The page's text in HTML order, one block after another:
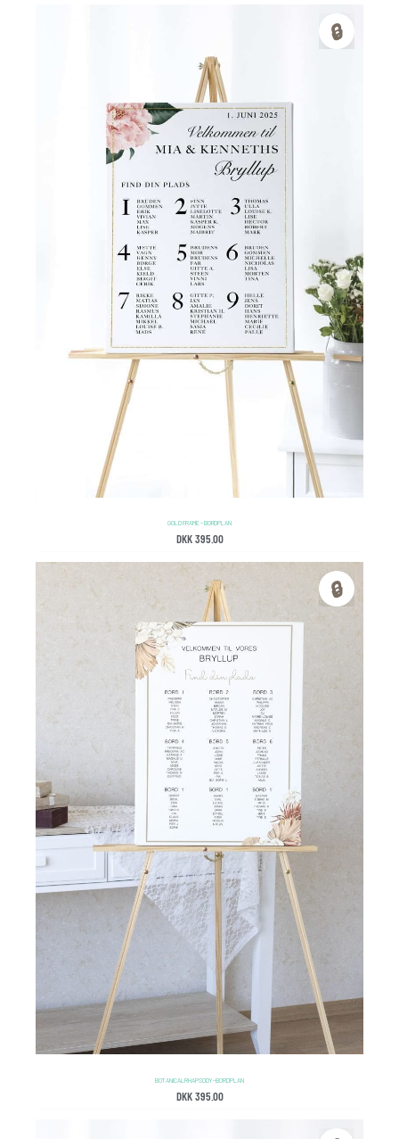
🔒
GOLD FRAME – BORDPLAN
DKK395.00
🔒
BOTANICAL RHAPSODY – BORDPLAN
DKK395.00